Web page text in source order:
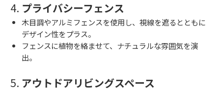
4. プライバシーフェンス
木目調やアルミフェンスを使用し、視線を遮るとともに
デザイン性をプラス。
フェンスに植物を絡ませて、ナチュラルな雰囲気を演
出。
5. アウトドアリビングスペース